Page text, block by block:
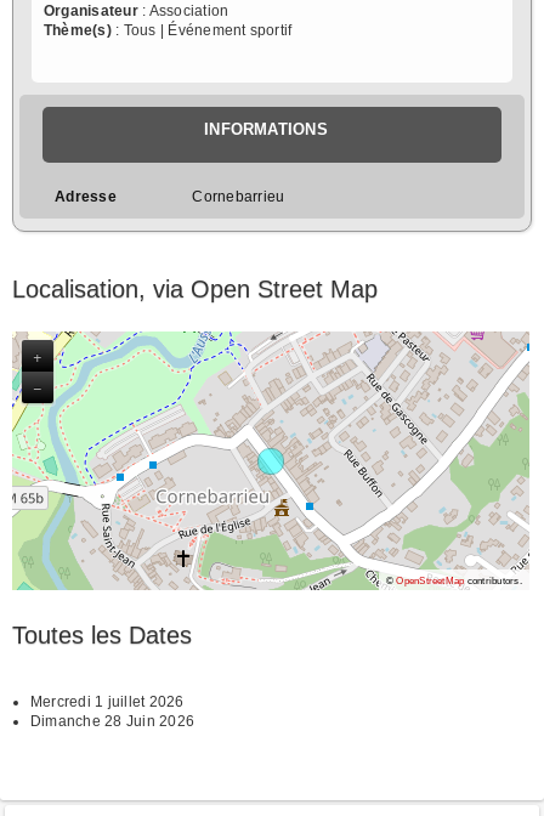
Organisateur: Association
Thème(s): Tous | Événement sportif
INFORMATIONS
Adresse Cornebarrieu
Localisation, via Open Street Map
+
−
©OpenStreetMap contributors.
Toutes les Dates
Mercredi 1 juillet 2026
Dimanche 28 Juin 2026